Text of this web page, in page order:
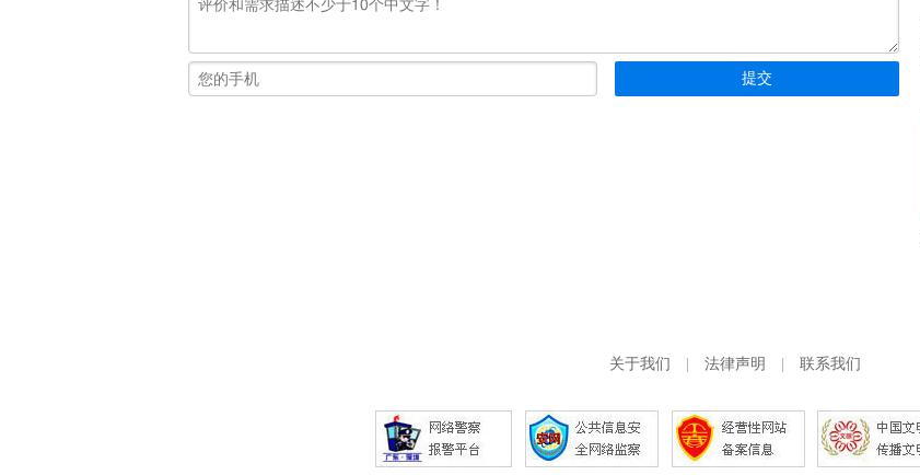
关于我们 法律声明 联系我们